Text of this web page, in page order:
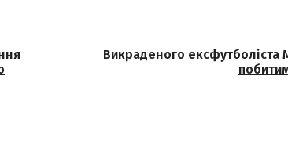
Викраденого ексфутболіста